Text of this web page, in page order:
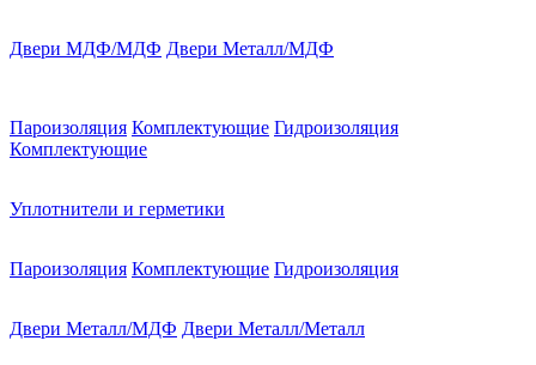
Двери МДФ/МДФ Двери Металл/МДФ
Пароизоляция Комплектующие Гидроизоляция
Комплектующие
Уплотнители и герметики
Пароизоляция Комплектующие Гидроизоляция
Двери Металл/МДФ Двери Металл/Металл